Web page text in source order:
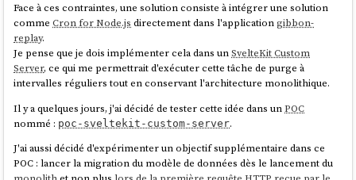
Face à ces contraintes, une solution consiste à intégrer une solution
commeCron for Node.js directement dans l'application gibbon-
replay.
Je pense que je dois implémenter cela dans unSvelteKit Custom
Server, ce qui me permettrait d'exécuter cette tâche de purge à
intervalles réguliers tout en conservant l'architecture monolithique.
Il y a quelques jours, j'ai décidé de tester cette idée dans unPOC
nommé : poc-sveltekit-custom-server.
J'ai aussi décidé d'expérimenter un objectif supplémentaire dans ce
POC : lancer la migration du modèle de données dès le lancement du